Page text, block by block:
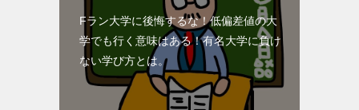
Fラン大学に後悔するな！低偏差値の大
学でも行く意味はある！有名大学に負け
ない学び方とは。